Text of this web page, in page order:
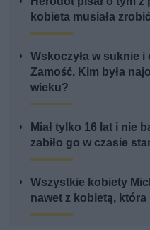
kobieta musiała
Wskoczyła w suknie
Zamość. Kim była
wieku?
Miał tylko 16 lat i nie
zabiło go w czasie
Wszystkie kobiety
nawet z kobietą, która